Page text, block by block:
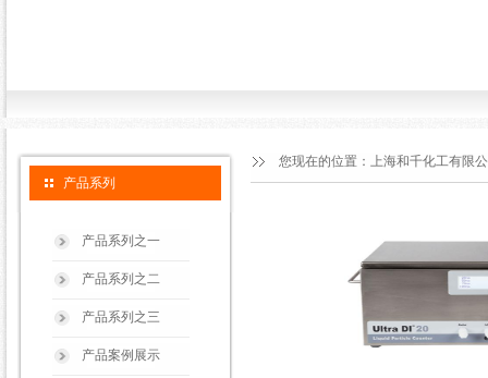
产品系列
产品系列之一
产品系列之二
产品系列之三
产品案例展示
您现在的位置： 上海和千化工有限